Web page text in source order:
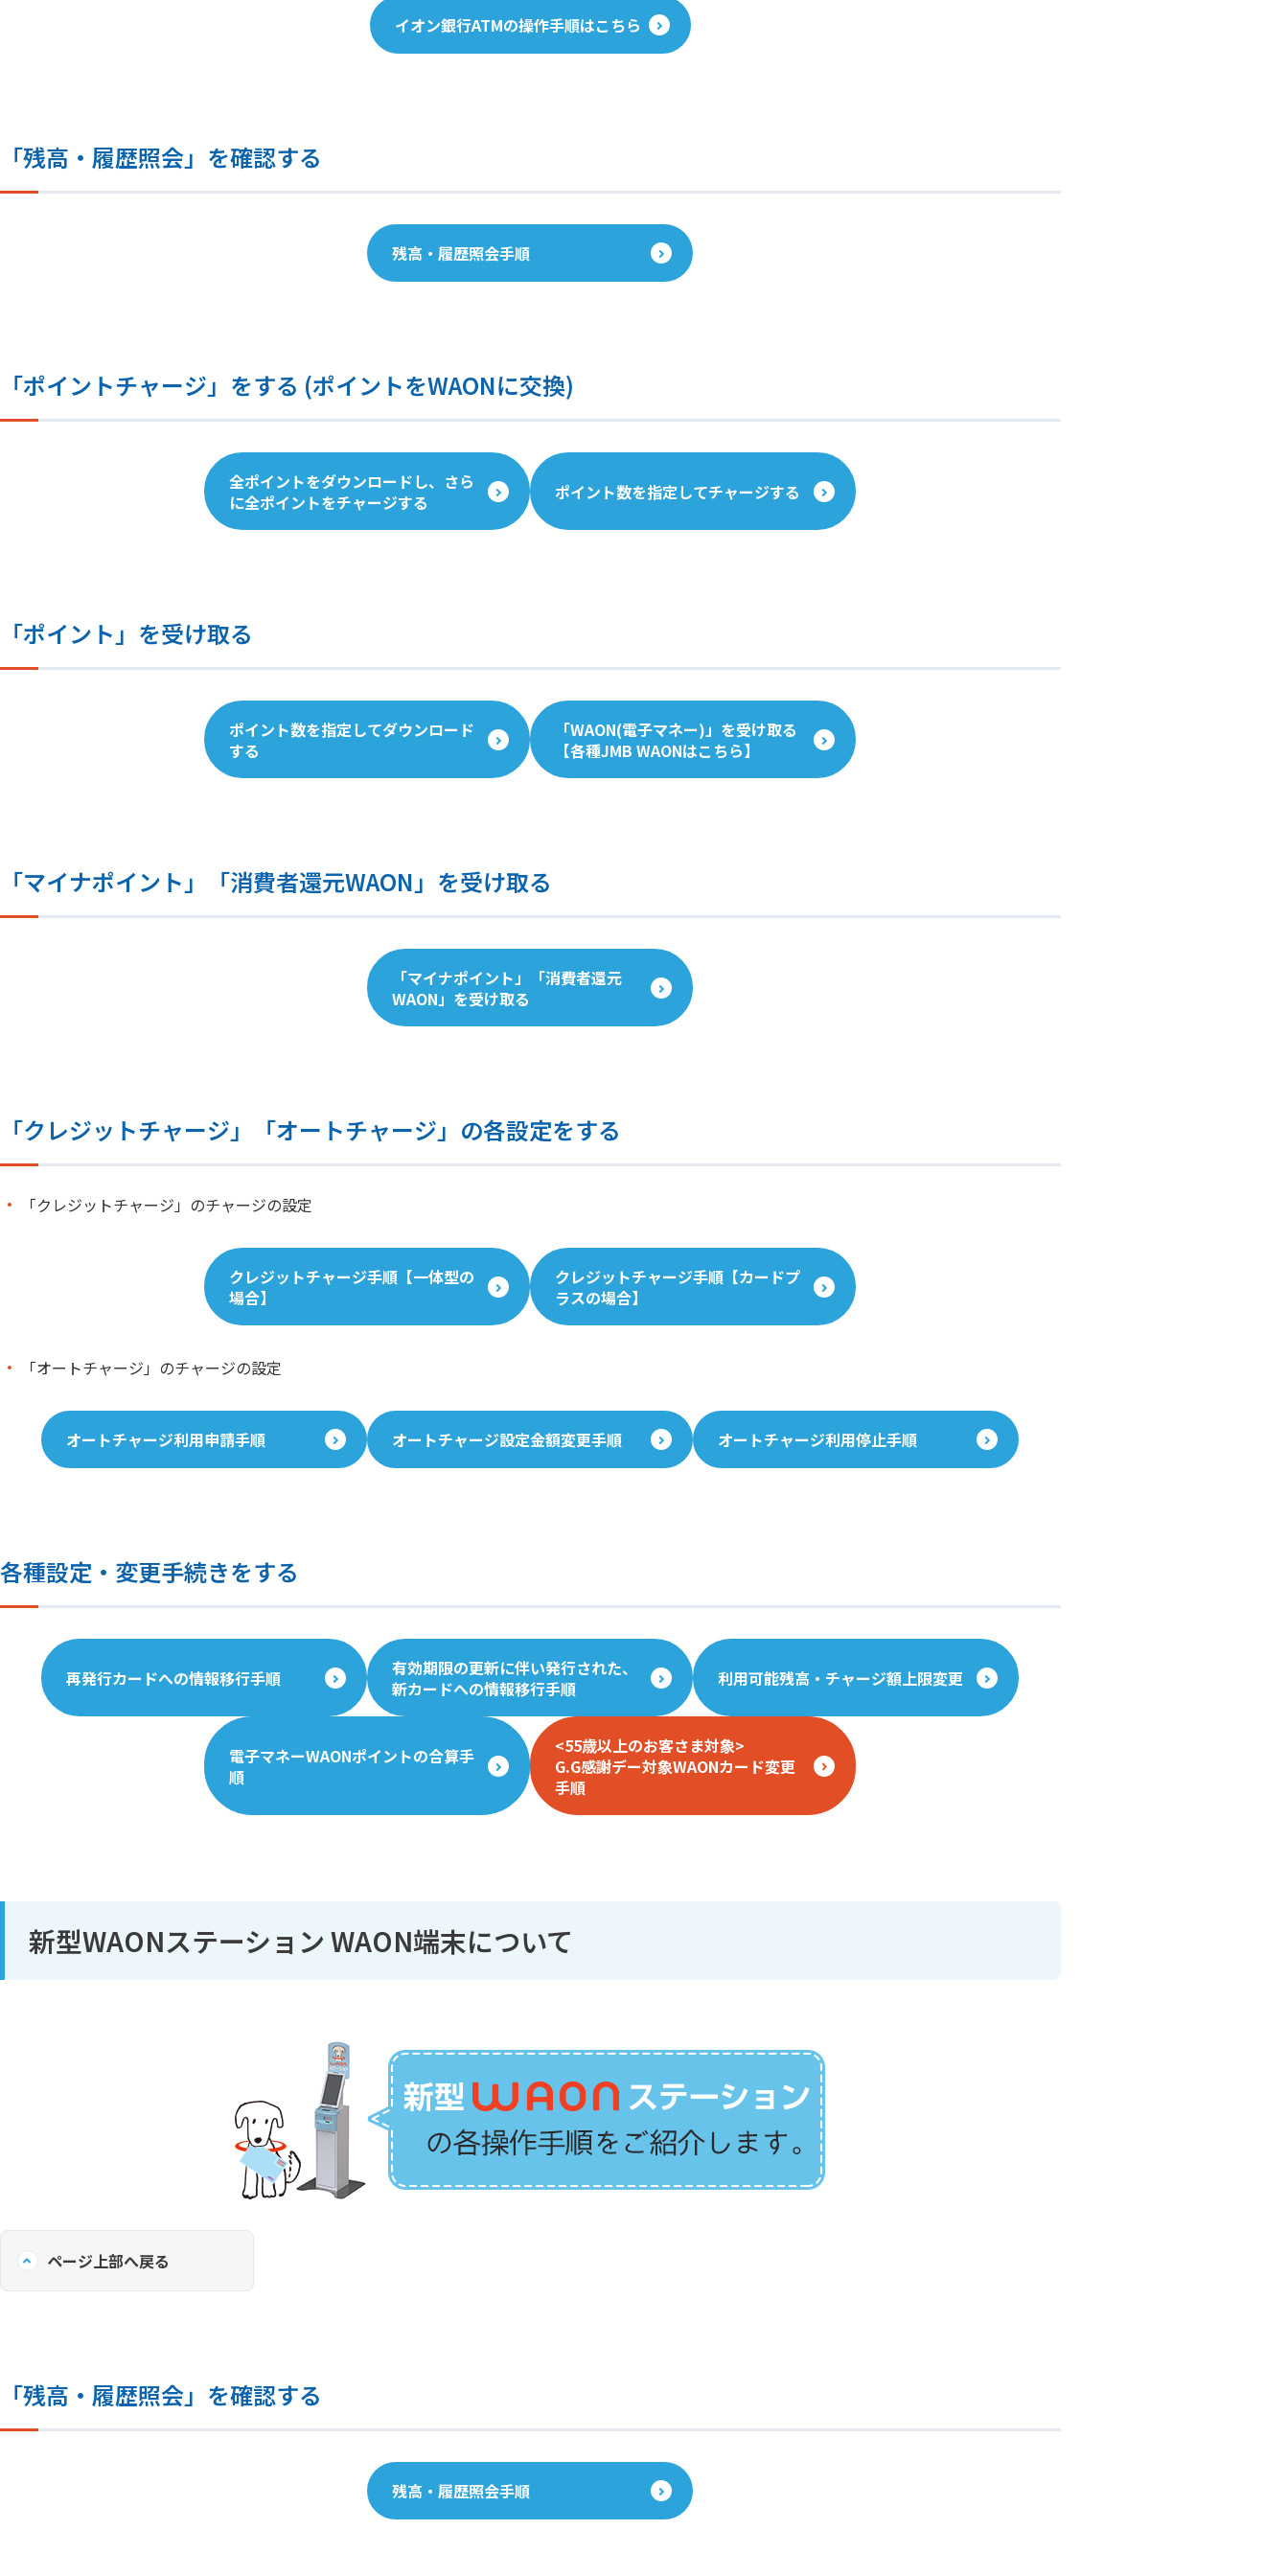
イオン銀行ATMの操作手順はこちら
「残高・履歴照会」を確認する
残高・履歴照会手順
「ポイントチャージ」をする (ポイントをWAONに交換)
全ポイントをダウンロードし、さら
に全ポイントをチャージする
ポイント数を指定してチャージする
「ポイント」を受け取る
ポイント数を指定してダウンロード
する
「WAON(電子マネー)」を受け取る
【各種JMB WAONはこちら】
「マイナポイント」「消費者還元WAON」を受け取る
「マイナポイント」「消費者還元
WAON」を受け取る
「クレジットチャージ」「オートチャージ」の各設定をする
「クレジットチャージ」のチャージの設定
クレジットチャージ手順【一体型の
場合】
クレジットチャージ手順【カードプ
ラスの場合】
「オートチャージ」のチャージの設定
オートチャージ利用申請手順 オートチャージ設定金額変更手順 オートチャージ利用停止手順
各種設定・変更手続きをする
再発行カードへの情報移行手順
有効期限の更新に伴い発行された、
新カードへの情報移行手順
利用可能残高・チャージ額上限変更
電子マネーWAONポイントの合算手
順
<55歳以上のお客さま対象>
G.G感謝デー対象WAONカード変更
手順
新型WAONステーション WAON端末について
ページ上部へ戻る
「残高・履歴照会」を確認する
残高・履歴照会手順